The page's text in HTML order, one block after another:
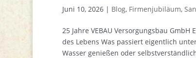
Juni 10, 2026| Blog, Firmenjubiläum,
25 Jahre VEBAU Versorgungsbau
des Lebens Was passiert eigentlich
Wasser genießen oder